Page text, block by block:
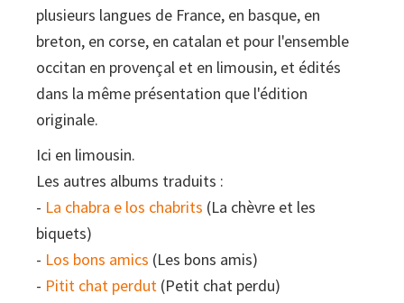
plusieurs langues de France, en basque, en
breton, en corse, en catalan et pour l'ensemble
occitan en provençal et en limousin, et édités
dans la même présentation que l'édition
originale.
Ici en limousin.
Les autres albums traduits :
- La chabra e los chabrits (La chèvre et les
biquets)
- Los bons amics (Les bons amis)
- Pitit chat perdut (Petit chat perdu)